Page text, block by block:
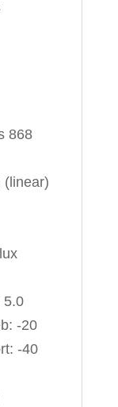
868
(linear)
5.0
-20
-40